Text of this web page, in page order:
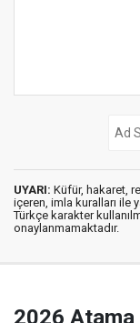
UYARI: Küfür, hakaret,
içeren, imla kuralları ile
Türkçe karakter
onaylanmamaktadır.
2026